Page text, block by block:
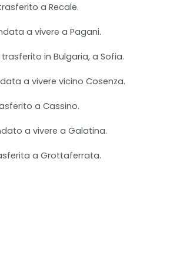
a Recale.
a vivere a Pagani.
trasferito in Bulgaria, a Sofia.
a vivere vicino Cosenza.
a Cassino.
a vivere a Galatina.
a Grottaferrata.